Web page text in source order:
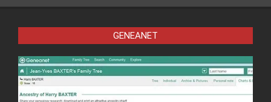
GENEANET